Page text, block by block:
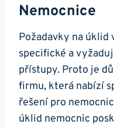
Nemocnice
Požadavky na úklid
specifické a
přístupy. Proto je
firmu, která nabízí
řešení pro
úklid nemocnic